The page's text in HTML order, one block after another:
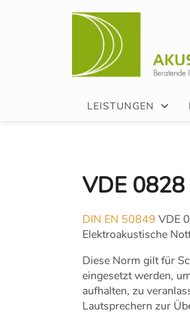
LEISTUNGEN
VDE 0828
DIN EN 50849 VDE
Elektroakustische
Diese Norm gilt für
eingesetzt werden,
aufhalten, zu
Lautsprechern zur